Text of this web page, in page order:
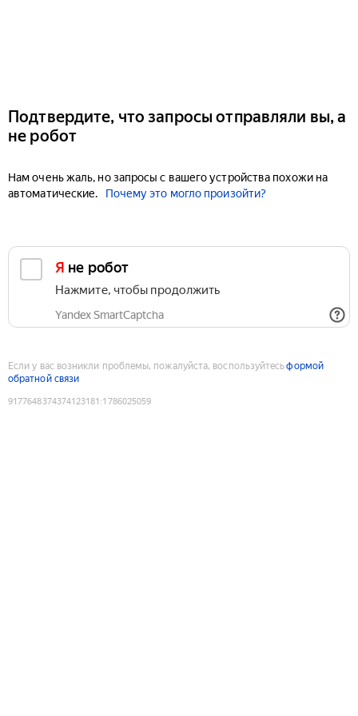
Подтвердите, что запросы отправляли вы, а
не робот
Нам очень жаль, но запросы с вашего устройства похожи на
автоматические.
Почему это могло произойти?
Я не робот
Нажмите, чтобы продолжить
Yandex SmartCaptcha
Если у вас возникли проблемы, пожалуйста, воспользуйтесьформой
обратной связи
9177648374374123181 :1786025059